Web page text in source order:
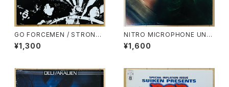
GO FORCEMEN / STRONG
STYLE
¥1,300
NITRO MICROPHONE UND
ERGROUND(S-WORD/MAC
KA-CHIN/GORE-TEX) / REQ
¥1,600